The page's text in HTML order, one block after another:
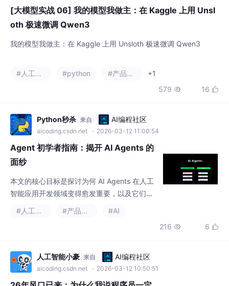
[大模型实战 06] 我的模型我做主：在 Kaggle 上用 Unsl
oth 极速微调 Qwen3
我的模型我做主：在 Kaggle 上用 Unsloth 极速微调 Qwen3
#人工智能 #python #产品经理
+1
579  16 
Python秒杀 来自 AI编程社区
aicoding.csdn.net · 2026-03-12 11:00:54
Agent 初学者指南：揭开 AI Agents 的
面纱
本文的核心目标是探讨为何 AI Agents 在人工
智能应用开发领域变得愈发重要，以及它们与
LLM 驱动的聊天机器人有何不同。 通过本指
#人工智能 #产品经理
#AI
216  6 
人工智能小豪 来自 AI编程社区
aicoding.csdn.net · 2026-03-12 10:50:51